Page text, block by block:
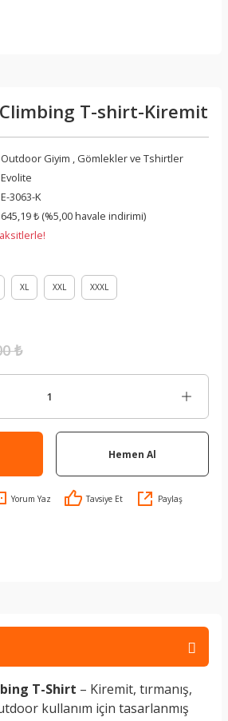
T-shirt-Kiremit
Outdoor Giyim , Gömlekler ve Tshirtler
Evolite
E-3063-K
645,19 ₺ (%5,00 havale indirimi)
XL XXL XXXL
₺
Hemen Al
Yorum Yaz Tavsiye Et Paylaş
T-Shirt – Kiremit, tırmanış,
kullanım için tasarlanmış